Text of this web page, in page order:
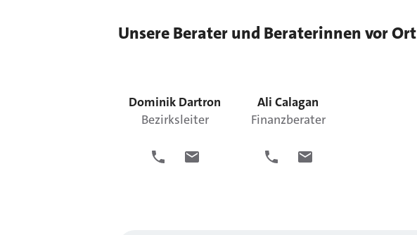
Unsere Berater und Beraterinnen vor Ort
Dominik Dartron
Bezirksleiter
Ali Calagan
Finanzberater